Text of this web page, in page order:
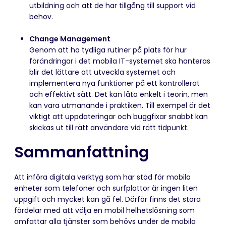
utbildning och att de har tillgång till support vid
behov.
Change Management
Genom att ha tydliga rutiner på plats för hur
förändringar i det mobila IT-systemet ska hanteras
blir det lättare att utveckla systemet och
implementera nya funktioner på ett kontrollerat
och effektivt sätt. Det kan låta enkelt i teorin, men
kan vara utmanande i praktiken. Till exempel är det
viktigt att uppdateringar och buggfixar snabbt kan
skickas ut till rätt användare vid rätt tidpunkt.
Sammanfattning
Att införa digitala verktyg som har stöd för mobila
enheter som telefoner och surfplattor är ingen liten
uppgift och mycket kan gå fel. Därför finns det stora
fördelar med att välja en mobil helhetslösning som
omfattar alla tjänster som behövs under de mobila